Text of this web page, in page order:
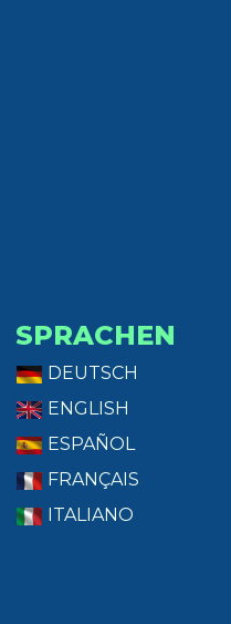
SPRACHEN
DEUTSCH
ENGLISH
ESPAÑOL
FRANÇAIS
ITALIANO